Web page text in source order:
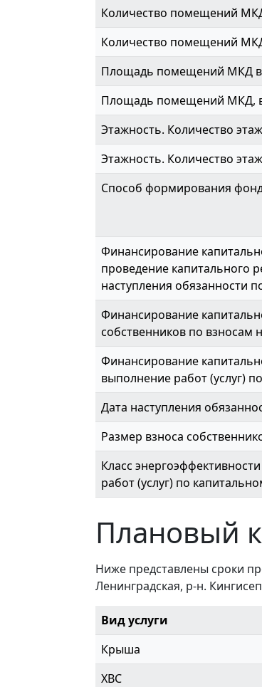
Количество помещений
Количество помещений
Площадь помещений МКД
Площадь помещений МКД,
Этажность. Количество
Этажность. Количество
Способ формирования
Финансирование
проведение капитального
наступления обязанности
Финансирование
собственников по взносам
Финансирование
выполнение работ (услуг)
Дата наступления
Размер взноса
Класс
работ (услуг) по
Плановый
Ниже представлены сроки
Ленинградская, р-н.
Вид услуги
Крыша
ХВС